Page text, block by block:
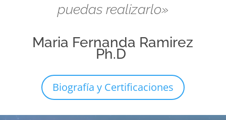
puedas realizarlo»
Maria Fernanda Ramirez
Ph.D
Biografía y Certificaciones